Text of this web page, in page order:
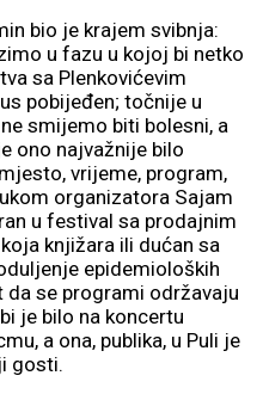
bio je krajem svibnja:
u fazu u kojoj bi netko
sa Plenkovićevim
pobijeđen; točnije u
smijemo biti bolesni, a
ono najvažnije bilo
vrijeme, program,
organizatora Sajam
u festival sa prodajnim
knjižara ili dućan sa
epidemioloških
se programi održavaju
je bilo na koncertu
a ona, publika, u Puli je
gosti.